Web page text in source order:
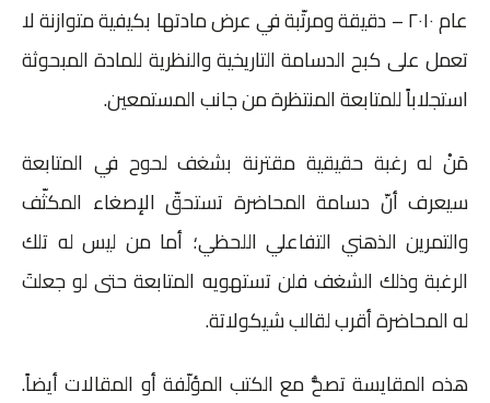
عام ٢٠١٠ – دقيقة ومرتّبة في عرض مادتها بكيفية متوازنة لا
تعمل على كبح الدسامة التاريخية والنظرية للمادة المبحوثة
استجلاباً للمتابعة المنتظرة من جانب المستمعين.
مَنْ له رغبة حقيقية مقترنة بشغف لحوح في المتابعة
سيعرف أنّ دسامة المحاضرة تستحقّ الإصغاء المكثّف
والتمرين الذهني التفاعلي اللحظي؛ أما من ليس له تلك
الرغبة وذلك الشغف فلن تستهويه المتابعة حتى لو جعلتَ
له المحاضرة أقرب لقالب شيكولاتة.
هذه المقايسة تصحُّ مع الكتب المؤلّفة أو المقالات أيضاً.